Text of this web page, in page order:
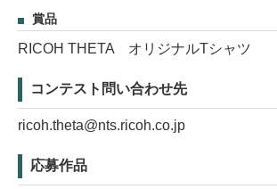
賞品
RICOH THETA オリジナルTシャツ
コンテスト問い合わせ先
ricoh.theta@nts.ricoh.co.jp
応募作品